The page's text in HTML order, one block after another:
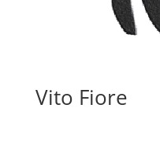
Vito Fiore